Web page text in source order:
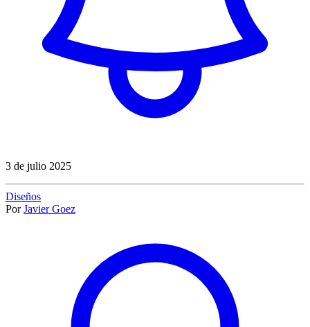
3 de julio 2025
Diseños
Por Javier Goez